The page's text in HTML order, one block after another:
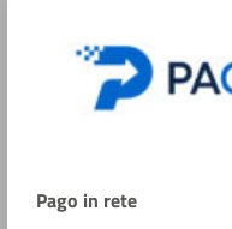
Pago in rete